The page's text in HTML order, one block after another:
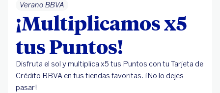
Verano BBVA
¡Multiplicamos x5
tus Puntos!
Disfruta el sol y multiplica x5 tus Puntos con tu Tarjeta de
Crédito BBVA en tus tiendas favoritas. ¡No lo dejes
pasar!